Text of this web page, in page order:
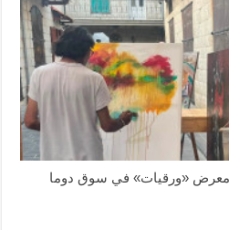
معرض «ورقيات» في سوق دوما